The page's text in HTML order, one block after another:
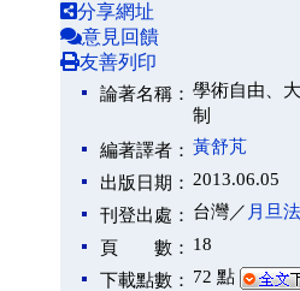
分享網址
意見回饋
友善列印
論著名稱： 學術自由、
制
編著譯者： 黃舒芃
出版日期： 2013.06.05
刊登出處： 台灣／ 月旦
頁 數： 18
下載點數： 72 點